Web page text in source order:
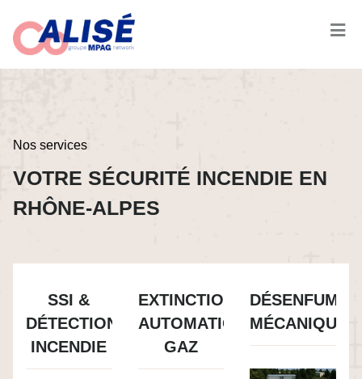
Nos services
VOTRE SÉCURITÉ INCENDIE EN
RHÔNE-ALPES
SSI &
DÉTECTION
INCENDIE
EXTINCTION
AUTOMATIQUE
GAZ
MÉCANIQUE